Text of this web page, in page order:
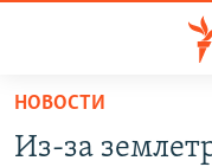
упрощенного
доступа
НОВОСТИ
Из-за